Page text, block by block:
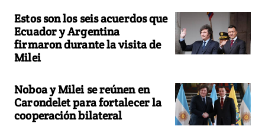
Estos son los seis acuerdos que
Ecuador y Argentina
firmaron durante la visita de
Milei
Noboa y Milei se reúnen en
Carondelet para fortalecer la
cooperación bilateral